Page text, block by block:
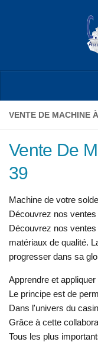
SECTIONS
Vie associative
Actus
Partenaires
Documents
Accès
Liens
Contact
VENTE DE MACHINE
Vente De
39
Machine de votre
Découvrez nos
Découvrez nos
matériaux de qualité.
progresser dans sa
Apprendre et
Le principe est de
Dans l'univers du
Grâce à cette
Tous les plus